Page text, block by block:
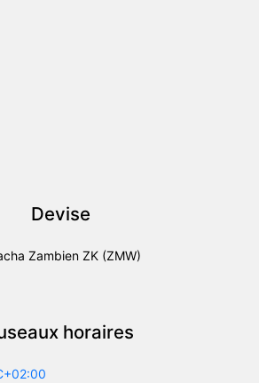
Devise
Zambien ZK (ZMW)
horaires